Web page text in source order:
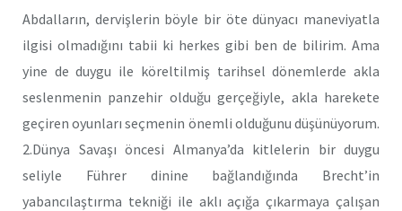
Abdalların, dervişlerin böyle bir öte dünyacı maneviyatla
ilgisi olmadığını tabii ki herkes gibi ben de bilirim. Ama
yine de duygu ile köreltilmiş tarihsel dönemlerde akla
seslenmenin panzehir olduğu gerçeğiyle, akla harekete
geçiren oyunları seçmenin önemli olduğunu düşünüyorum.
2.Dünya Savaşı öncesi Almanya’da kitlelerin bir duygu
seliyle Führer dinine bağlandığında Brecht’in
yabancılaştırma tekniği ile aklı açığa çıkarmaya çalışan